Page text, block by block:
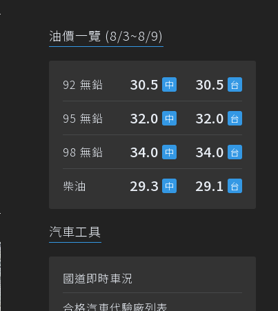
油價一覽 (8/3~8/9)
92 無鉛 30.5 30.5
95 無鉛 32.0 32.0
98 無鉛 34.0 34.0
柴油 29.3 29.1
汽車工具
國道即時車況